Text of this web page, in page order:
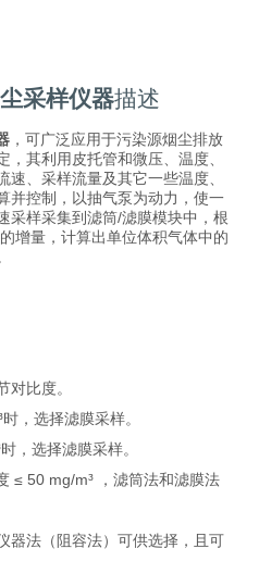
采样仪器描述
，可广泛应用于污染源烟尘排放
其利用皮托管和微压、温度、
、采样流量及其它一些温度、
并控制，以抽气泵为动力，使一
采样采集到滤筒/滤膜模块中，根
增量，计算出单位体积气体中的
对比度。
，选择滤膜采样。
，选择滤膜采样。
≤ 50 mg/m³ ，滤筒法和滤膜法
器法（阻容法）可供选择，且可